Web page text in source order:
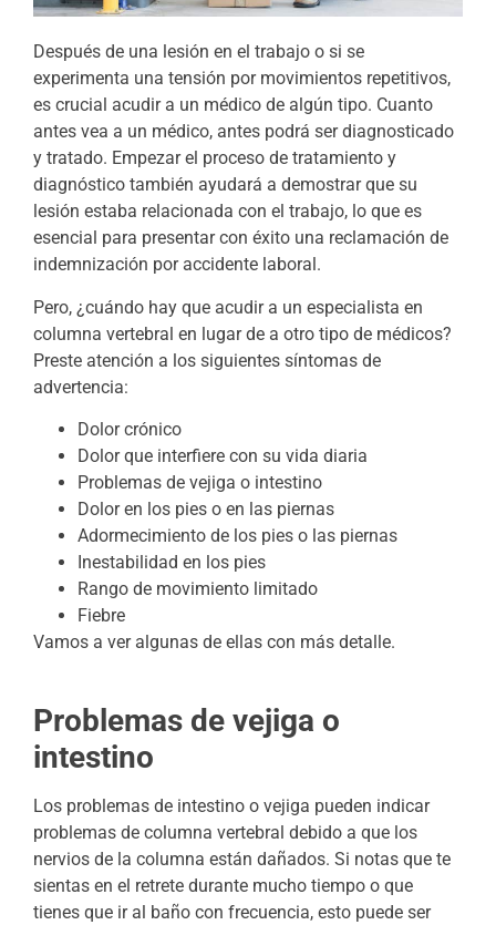
Después de una lesión en el trabajo o si se
experimenta una tensión por movimientos repetitivos,
es crucial acudir a un médico de algún tipo. Cuanto
antes vea a un médico, antes podrá ser diagnosticado
y tratado. Empezar el proceso de tratamiento y
diagnóstico también ayudará a demostrar que su
lesión estaba relacionada con el trabajo, lo que es
esencial para presentar con éxito una reclamación de
indemnización por accidente laboral.
Pero, ¿cuándo hay que acudir a un especialista en
columna vertebral en lugar de a otro tipo de médicos?
Preste atención a los siguientes síntomas de
advertencia:
Dolor crónico
Dolor que interfiere con su vida diaria
Problemas de vejiga o intestino
Dolor en los pies o en las piernas
Adormecimiento de los pies o las piernas
Inestabilidad en los pies
Rango de movimiento limitado
Fiebre
Vamos a ver algunas de ellas con más detalle.
Problemas de vejiga o
intestino
Los problemas de intestino o vejiga pueden indicar
problemas de columna vertebral debido a que los
nervios de la columna están dañados. Si notas que te
sientas en el retrete durante mucho tiempo o que
tienes que ir al baño con frecuencia, esto puede ser